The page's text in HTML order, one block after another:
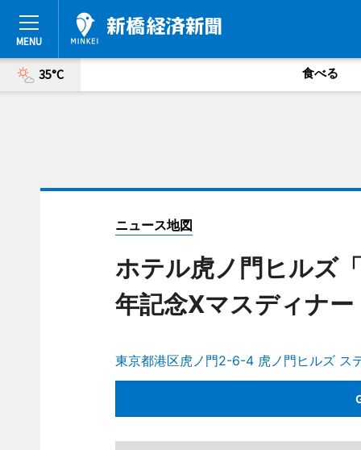
35°C 食べる
ニュース地図
ホテル虎ノ門ヒルズ
年記念Xマスディナー
東京都港区虎ノ門2-6-4 虎ノ門ヒルズ ス